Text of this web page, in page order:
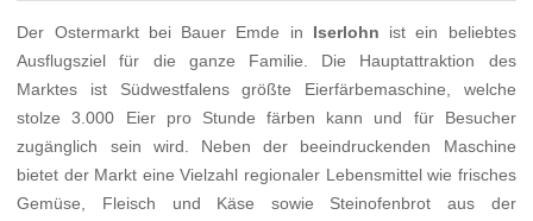
Der Ostermarkt bei Bauer Emde in Iserlohn ist ein beliebtes
Ausflugsziel für die ganze Familie. Die Hauptattraktion des
Marktes ist Südwestfalens größte Eierfärbemaschine, welche
stolze 3.000 Eier pro Stunde färben kann und für Besucher
zugänglich sein wird. Neben der beeindruckenden Maschine
bietet der Markt eine Vielzahl regionaler Lebensmittel wie frisches
Gemüse, Fleisch und Käse sowie Steinofenbrot aus der